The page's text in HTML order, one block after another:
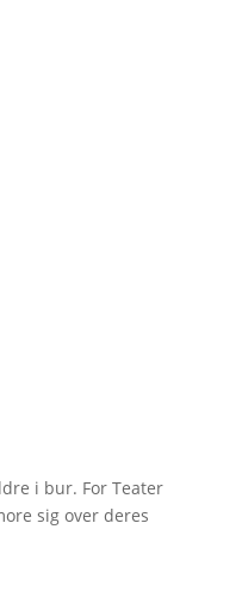
i bur. For Teater
sig over deres